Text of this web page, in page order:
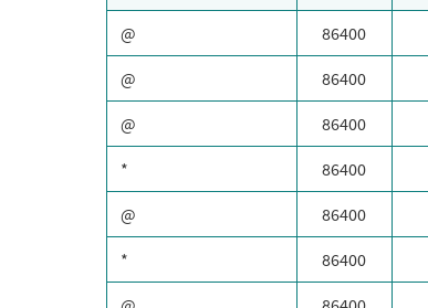
@ 86400
@ 86400
@ 86400
* 86400
@ 86400
* 86400